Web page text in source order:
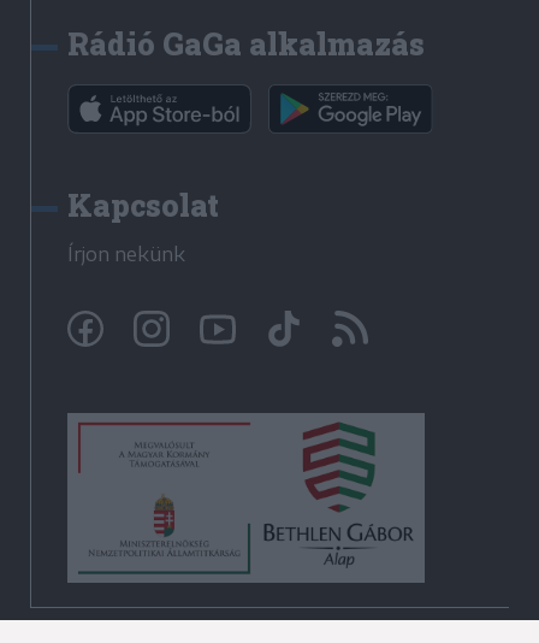
Rádió GaGa alkalmazás
Kapcsolat
Írjon nekünk